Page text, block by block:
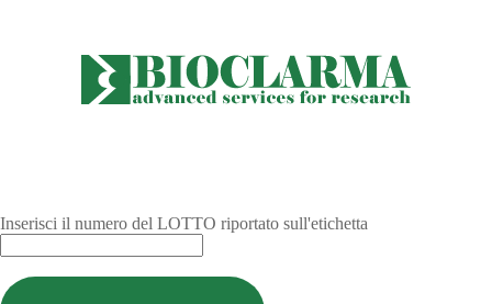
Inserisci il numero del LOTTO riportato sull'etichetta